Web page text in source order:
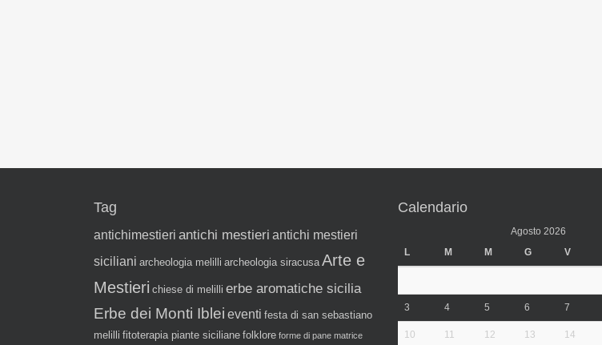
Tag
antichimestieri antichi mestieri antichi mestieri
siciliani archeologia melilli archeologia siracusa Arte e
Mestieri chiese di melilli erbe aromatiche sicilia
Erbe dei Monti Iblei eventi festa di san sebastiano
melilli fitoterapia piante siciliane folklore forme di pane matrice
Calendario
Agosto 2026
L
M M G V
3 4 5 6 7
10 11 12 13 14